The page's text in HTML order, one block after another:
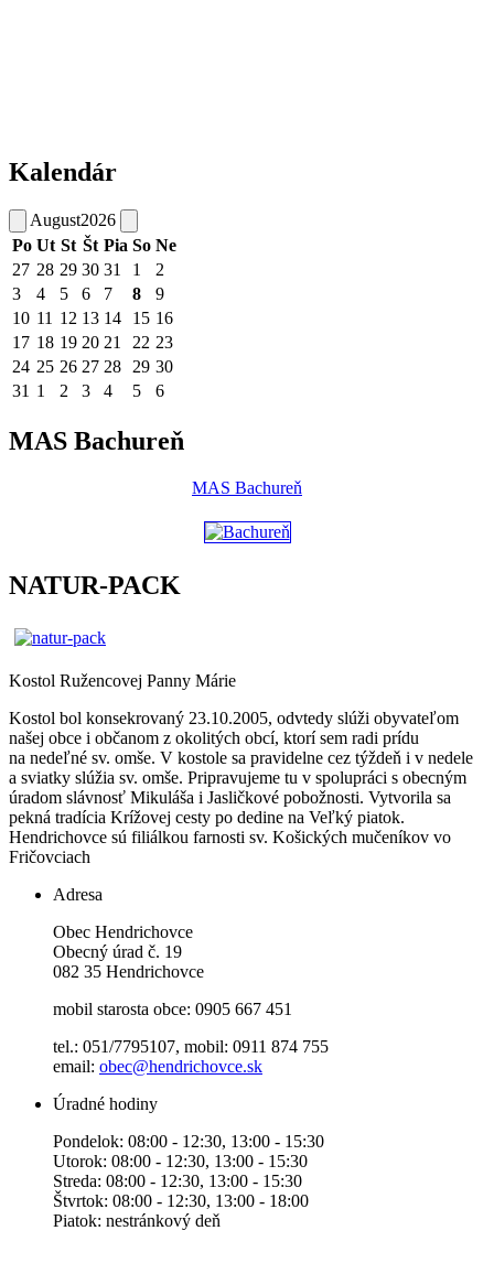
Kalendár
August2026
Po Ut St Št Pia So Ne
27 28 29 30 31 1
2
3
4 5 6 7 8
9
10 11 12 13 14 15 16
17 18 19 20 21 22 23
24 25 26 27 28 29 30
31 1 2 3 4 5 6
MAS Bachureň
MAS Bachureň
NATUR-PACK
Kostol Ružencovej Panny Márie
Kostol bol konsekrovaný 23.10.2005, odvtedy slúži obyvateľom
našej obce i občanom z okolitých obcí, ktorí sem radi prídu
na nedeľné sv. omše. V kostole sa pravidelne cez týždeň i v nedele
a sviatky slúžia sv. omše. Pripravujeme tu v spolupráci s obecným
úradom slávnosť Mikuláša i Jasličkové pobožnosti. Vytvorila sa
pekná tradícia Krížovej cesty po dedine na Veľký piatok.
Hendrichovce sú filiálkou farnosti sv. Košických mučeníkov vo
Fričovciach
Adresa
Obec Hendrichovce
Obecný úrad č. 19
082 35 Hendrichovce
mobil starosta obce: 0905 667 451
tel.: 051/7795107, mobil: 0911 874 755
email: obec@hendrichovce.sk
Úradné hodiny
Pondelok: 08:00 - 12:30, 13:00 - 15:30
Utorok: 08:00 - 12:30, 13:00 - 15:30
Streda: 08:00 - 12:30, 13:00 - 15:30
Štvrtok: 08:00 - 12:30, 13:00 - 18:00
Piatok: nestránkový deň